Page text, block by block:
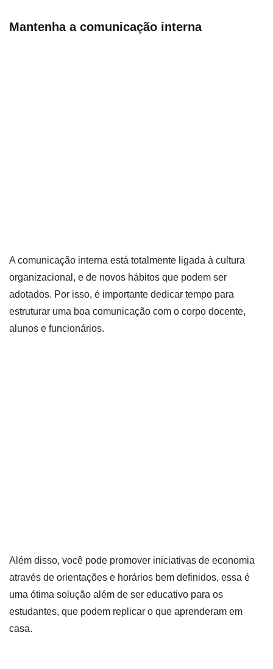
Mantenha a comunicação interna
A comunicação interna está totalmente ligada à cultura
organizacional, e de novos hábitos que podem ser
adotados. Por isso, é importante dedicar tempo para
estruturar uma boa comunicação com o corpo docente,
alunos e funcionários.
Além disso, você pode promover iniciativas de economia
através de orientações e horários bem definidos, essa é
uma ótima solução além de ser educativo para os
estudantes, que podem replicar o que aprenderam em
casa.